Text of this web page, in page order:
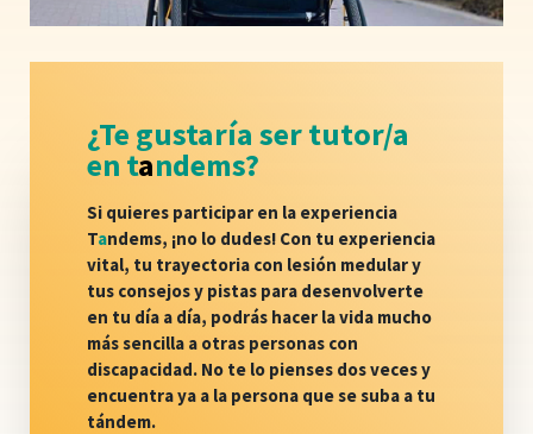
¿Te gustaría ser tutor/a
en tandems?
Si quieres participar en la experiencia
Tandems, ¡no lo dudes! Con tu experiencia
vital, tu trayectoria con lesión medular y
tus consejos y pistas para desenvolverte
en tu día a día, podrás hacer la vida mucho
más sencilla a otras personas con
discapacidad. No te lo pienses dos veces y
encuentra ya a la persona que se suba a tu
tándem.